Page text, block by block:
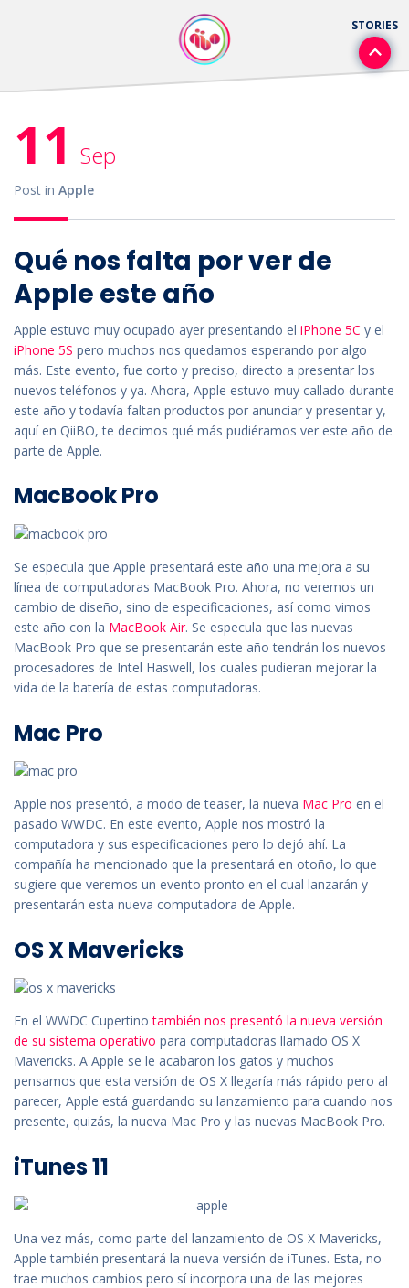
11 Sep
Post in Apple
Qué nos falta por ver de
Apple este año
Apple estuvo muy ocupado ayer presentando el iPhone 5C y el
iPhone 5S pero muchos nos quedamos esperando por algo
más. Este evento, fue corto y preciso, directo a presentar los
nuevos teléfonos y ya. Ahora, Apple estuvo muy callado durante
este año y todavía faltan productos por anunciar y presentar y,
aquí en QiiBO, te decimos qué más pudiéramos ver este año de
parte de Apple.
MacBook Pro
Se especula que Apple presentará este año una mejora a su
línea de computadoras MacBook Pro. Ahora, no veremos un
cambio de diseño, sino de especificaciones, así como vimos
este año con la MacBook Air. Se especula que las nuevas
MacBook Pro que se presentarán este año tendrán los nuevos
procesadores de Intel Haswell, los cuales pudieran mejorar la
vida de la batería de estas computadoras.
Mac Pro
Apple nos presentó, a modo de teaser, la nueva Mac Pro en el
pasado WWDC. En este evento, Apple nos mostró la
computadora y sus especificaciones pero lo dejó ahí. La
compañía ha mencionado que la presentará en otoño, lo que
sugiere que veremos un evento pronto en el cual lanzarán y
presentarán esta nueva computadora de Apple.
OS X Mavericks
En el WWDC Cupertinotambién nos presentó la nueva versión
de su sistema operativo para computadoras llamado OS X
Mavericks. A Apple se le acabaron los gatos y muchos
pensamos que esta versión de OS X llegaría más rápido pero al
parecer, Apple está guardando su lanzamiento para cuando nos
presente, quizás, la nueva Mac Pro y las nuevas MacBook Pro.
iTunes 11
Una vez más, como parte del lanzamiento de OS X Mavericks,
Apple también presentará la nueva versión de iTunes. Esta, no
trae muchos cambios pero sí incorpora una de las mejores